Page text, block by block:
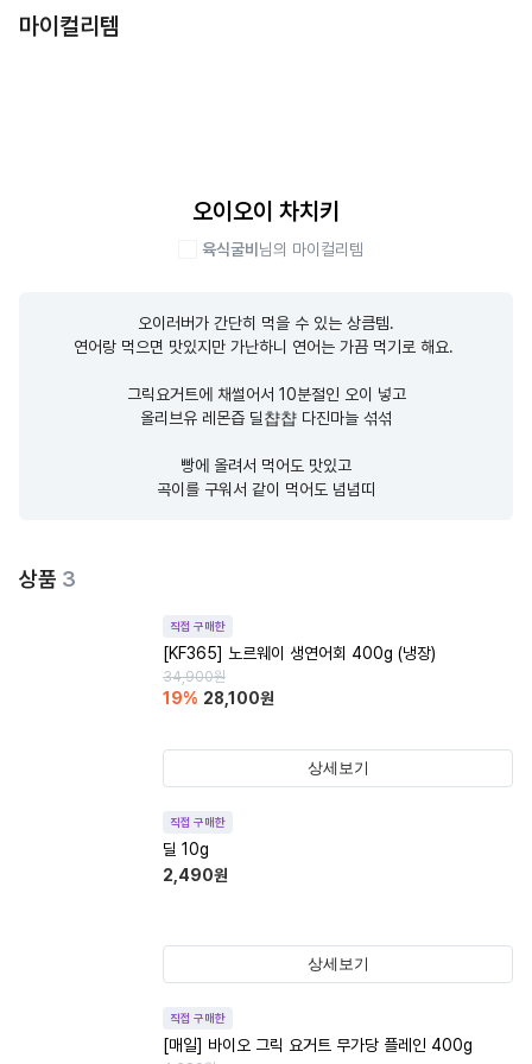
마이컬리템
오이오이 차치키
육식굴비 님의 마이컬리템
오이러버가 간단히 먹을 수 있는 상큼템.
연어랑 먹으면 맛있지만 가난하니 연어는 가끔 먹기로 해요.
그릭요거트에 채썰어서 10분절인 오이 넣고
올리브유 레몬즙 딜챱챱 다진마늘 섞섞
빵에 올려서 먹어도 맛있고
곡이를 구워서 같이 먹어도 념념띠
상품 3
직접 구매한
[KF365] 노르웨이 생연어회 400g (냉장)
34,900원
19% 28,100원
상세보기
직접 구매한
딜 10g
2,490원
상세보기
직접 구매한
[매일] 바이오 그릭 요거트 무가당 플레인 400g